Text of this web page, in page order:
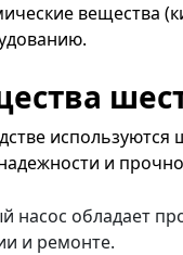
вещества
и
насос обладает
и ремонте.